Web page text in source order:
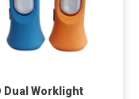
Dual Worklight